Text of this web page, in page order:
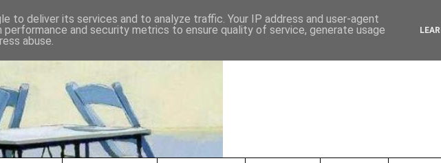
to deliver its services and to analyze traffic. Your IP address and user-agent
performance and security metrics to ensure quality of service, generate usage
abuse.